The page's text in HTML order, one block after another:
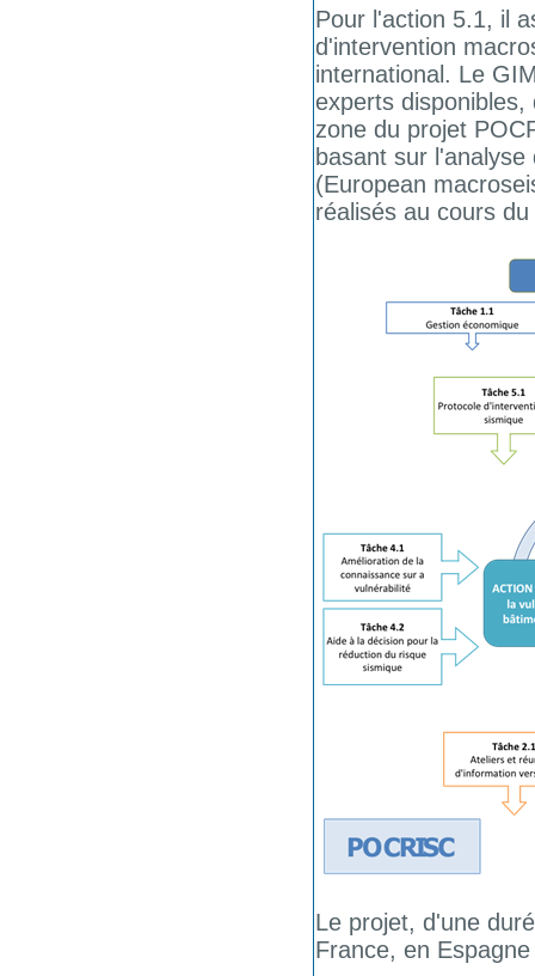
Pour l'action 5.1, il
d'intervention
international. Le
experts
zone du projet
basant sur
(European
réalisés au cours
Le projet, d'une
France, en